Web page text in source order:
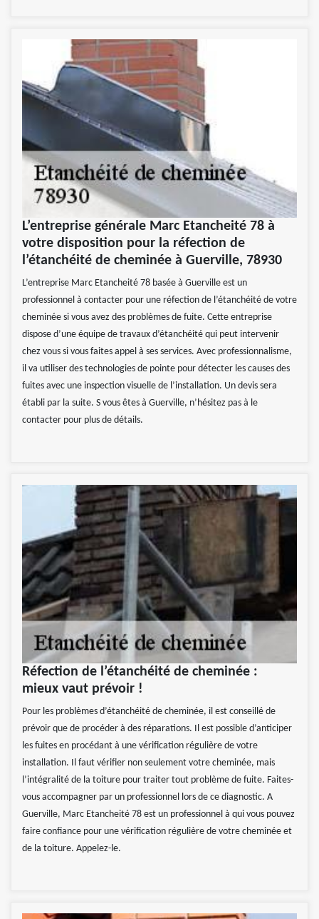
L’entreprise générale Marc Etancheité 78 à
votre disposition pour la réfection de
l’étanchéité de cheminée à Guerville, 78930
L’entreprise Marc Etancheité 78 basée à Guerville est un
professionnel à contacter pour une réfection de l’étanchéité de votre
cheminée si vous avez des problèmes de fuite. Cette entreprise
dispose d’une équipe de travaux d’étanchéité qui peut intervenir
chez vous si vous faites appel à ses services. Avec professionnalisme,
il va utiliser des technologies de pointe pour détecter les causes des
fuites avec une inspection visuelle de l’installation. Un devis sera
établi par la suite. S vous êtes à Guerville, n’hésitez pas à le
contacter pour plus de détails.
Réfection de l’étanchéité de cheminée :
mieux vaut prévoir !
Pour les problèmes d’étanchéité de cheminée, il est conseillé de
prévoir que de procéder à des réparations. Il est possible d’anticiper
les fuites en procédant à une vérification régulière de votre
installation. Il faut vérifier non seulement votre cheminée, mais
l’intégralité de la toiture pour traiter tout problème de fuite. Faites-
vous accompagner par un professionnel lors de ce diagnostic. A
Guerville, Marc Etancheité 78 est un professionnel à qui vous pouvez
faire confiance pour une vérification régulière de votre cheminée et
de la toiture. Appelez-le.